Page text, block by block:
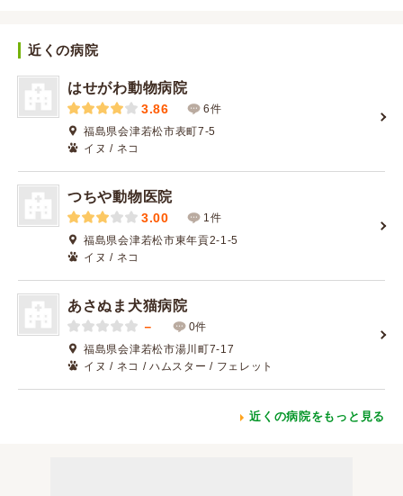
近くの病院
はせがわ動物病院
3.86
6件
福島県会津若松市表町7-5
イヌ / ネコ
つちや動物医院
3.00
1件
福島県会津若松市東年貢2-1-5
イヌ / ネコ
あさぬま犬猫病院
－
0件
福島県会津若松市湯川町7-17
イヌ / ネコ / ハムスター / フェレット
近くの病院をもっと見る